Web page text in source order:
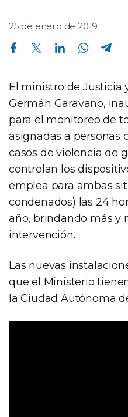
25 de enero de 2019
Compartir en Facebook Compartir en Twitter Compartir en Linkedin Compartir en Whatsapp
El ministro de Justicia
Germán Garavano,
para el monitoreo de
asignadas a personas
casos de violencia de
controlan los
emplea para ambas
condenados) las 24
año, brindando más y
intervención.
Las nuevas
que el Ministerio
la Ciudad Autónoma